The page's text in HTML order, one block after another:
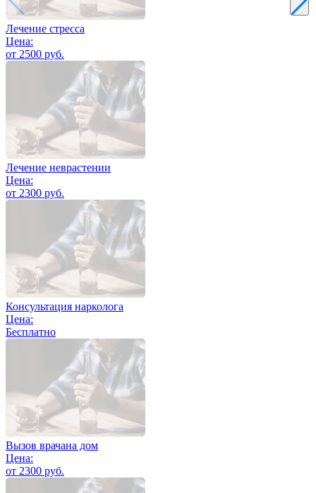
Лечение стресса
Цена:
от 2500 руб.
Лечение неврастении
Цена:
от 2300 руб.
Консультация нарколога
Цена:
Бесплатно
Вызов врачана дом
Цена:
от 2300 руб.